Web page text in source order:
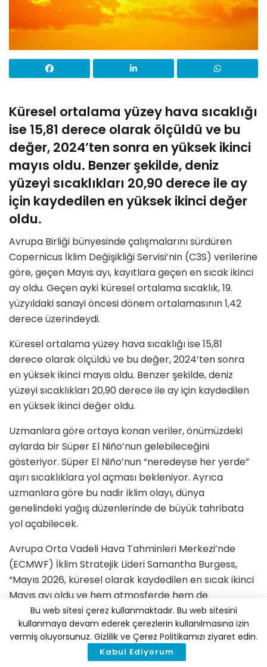
Küresel ortalama yüzey hava sıcaklığı
ise 15,81 derece olarak ölçüldü ve bu
değer, 2024’ten sonra en yüksek ikinci
mayıs oldu. Benzer şekilde, deniz
yüzeyi sıcaklıkları 20,90 derece ile ay
için kaydedilen en yüksek ikinci değer
oldu.
Avrupa Birliği bünyesinde çalışmalarını sürdüren
Copernicus İklim Değişikliği Servisi’nin (C3S) verilerine
göre, geçen Mayıs ayı, kayıtlara geçen en sıcak ikinci
ay oldu. Geçen ayki küresel ortalama sıcaklık, 19.
yüzyıldaki sanayi öncesi dönem ortalamasının 1,42
derece üzerindeydi.
Küresel ortalama yüzey hava sıcaklığı ise 15,81
derece olarak ölçüldü ve bu değer, 2024’ten sonra
en yüksek ikinci mayıs oldu. Benzer şekilde, deniz
yüzeyi sıcaklıkları 20,90 derece ile ay için kaydedilen
en yüksek ikinci değer oldu.
Uzmanlara göre ortaya konan veriler, önümüzdeki
aylarda bir Süper El Niño’nun gelebileceğini
gösteriyor. Süper El Niño’nun “neredeyse her yerde”
aşırı sıcaklıklara yol açması bekleniyor. Ayrıca
uzmanlara göre bu nadir iklim olayı, dünya
genelindeki yağış düzenlerinde de büyük tahribata
yol açabilecek.
Avrupa Orta Vadeli Hava Tahminleri Merkezi’nde
(ECMWF) İklim Stratejik Lideri Samantha Burgess,
“Mayıs 2026, küresel olarak kaydedilen en sıcak ikinci
Mayıs ayı oldu ve hem atmosferde hem de
okyanusta rekor seviyelere yakın sıcaklıklara yol açtı.
Avrupa’da, alışılmadık derecede erken ve yoğun bir
sıcak hava dalgası, iklim aşırılıklarının istisna
olmaktan ziyade ne kadar hızlı bir şekilde yeni normal
Bu web sitesi çerez kullanmaktadır. Bu web sitesini
kullanmaya devam ederek çerezlerin kullanılmasına izin
vermiş oluyorsunuz. Gizlilik ve Çerez Politikamızı ziyaret edin.
Kabul Ediyorum